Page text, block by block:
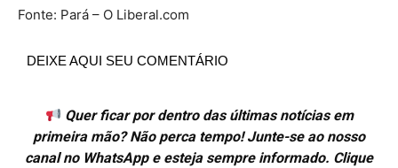
Fonte: Pará – O Liberal.com
DEIXE AQUI SEU COMENTÁRIO
Quer ficar por dentro das últimas notícias em
primeira mão? Não perca tempo! Junte-se ao nosso
canal no WhatsApp e esteja sempre informado. Clique